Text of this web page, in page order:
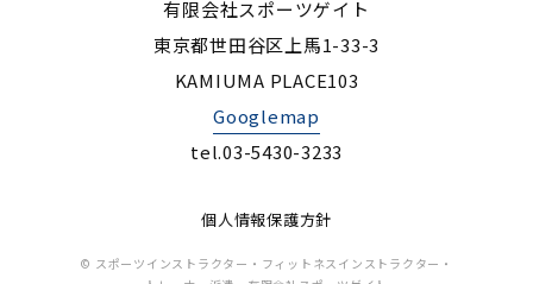
有限会社スポーツゲイト
東京都世田谷区上馬1-33-3
KAMIUMA PLACE103
Googlemap
tel.03-5430-3233
個人情報保護方針
© スポーツインストラクター・フィットネスインストラクター・